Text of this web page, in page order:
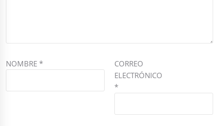
NOMBRE*
CORREO
ELECTRÓNICO
*